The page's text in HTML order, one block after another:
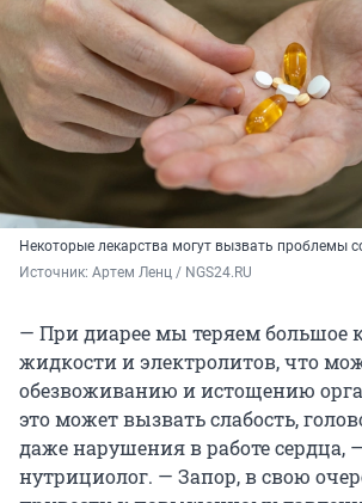
Некоторые лекарства могут вызвать проблемы
Источник: Артем Ленц / NGS24.RU
— При диарее мы теряем большое
жидкости и электролитов, что
обезвоживанию и истощению
это может вызвать слабость,
даже нарушения в работе сердца,
нутрициолог. — Запор, в свою